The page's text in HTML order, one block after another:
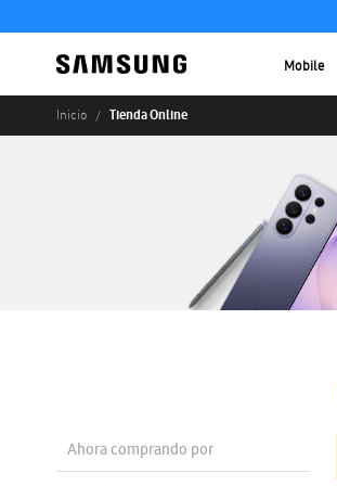
Mobile
Inicio Tienda Online
Ahora comprando por